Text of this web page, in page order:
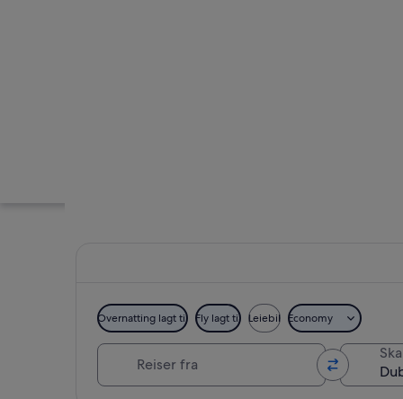
Dubai Mall
Overnatting lagt til Fly lagt til Leiebil Economy